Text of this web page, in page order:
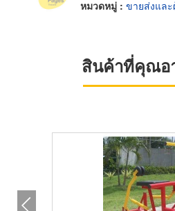
หมวดหมู่ : ขายส่งแล
สินค้าที่คุณอ